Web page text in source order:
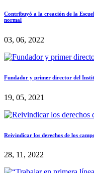
Contribuyó a la creación de la
normal
03, 06, 2022
Fundador y primer director del
19, 05, 2021
Reivindicar los derechos de los
28, 11, 2022